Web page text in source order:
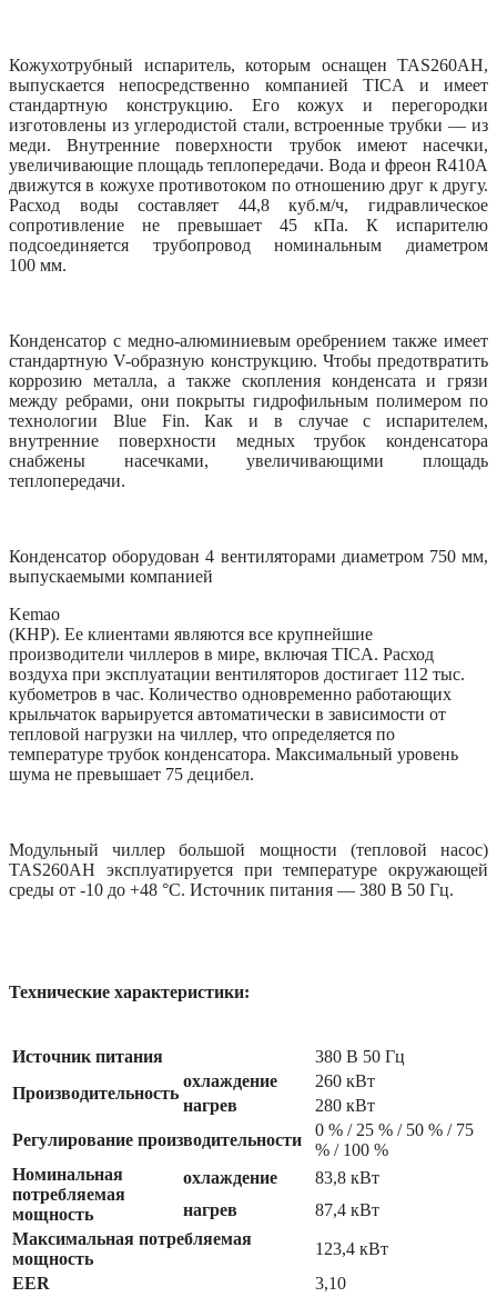
Кожухотрубный испаритель, которым оснащен TAS260AH,
выпускается непосредственно компанией TICA и имеет
стандартную конструкцию. Его кожух и перегородки
изготовлены из углеродистой стали, встроенные трубки — из
меди. Внутренние поверхности трубок имеют насечки,
увеличивающие площадь теплопередачи. Вода и фреон R410A
движутся в кожухе противотоком по отношению друг к другу.
Расход воды составляет 44,8 куб.м/ч, гидравлическое
сопротивление не превышает 45 кПа. К испарителю
подсоединяется трубопровод номинальным диаметром
100 мм.
Конденсатор с медно-алюминиевым оребрением также имеет
стандартную V-образную конструкцию. Чтобы предотвратить
коррозию металла, а также скопления конденсата и грязи
между ребрами, они покрыты гидрофильным полимером по
технологии Blue Fin. Как и в случае с испарителем,
внутренние поверхности медных трубок конденсатора
снабжены насечками, увеличивающими площадь
теплопередачи.
Конденсатор оборудован 4 вентиляторами диаметром 750 мм,
выпускаемыми компанией
Kemao
(КНР). Ее клиентами являются все крупнейшие
производители чиллеров в мире, включая TICA. Расход
воздуха при эксплуатации вентиляторов достигает 112 тыс.
кубометров в час. Количество одновременно работающих
крыльчаток варьируется автоматически в зависимости от
тепловой нагрузки на чиллер, что определяется по
температуре трубок конденсатора. Максимальный уровень
шума не превышает 75 децибел.
Модульный чиллер большой мощности (тепловой насос)
TAS260AH эксплуатируется при температуре окружающей
среды от -10 до +48 °С. Источник питания — 380 В 50 Гц.
Технические характеристики:
Источник питания
380 В 50 Гц
Производительность
охлаждение
260 кВт
нагрев
280 кВт
Регулирование производительности
0 % / 25 % / 50 % / 75
% / 100 %
Номинальная
потребляемая
мощность
охлаждение
83,8 кВт
нагрев
87,4 кВт
Максимальная потребляемая
мощность
123,4 кВт
EER
3,10